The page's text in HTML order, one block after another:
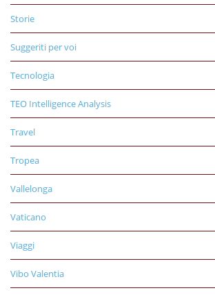
Storie
Suggeriti per voi
Tecnologia
TEO Intelligence Analysis
Travel
Tropea
Vallelonga
Vaticano
Viaggi
Vibo Valentia